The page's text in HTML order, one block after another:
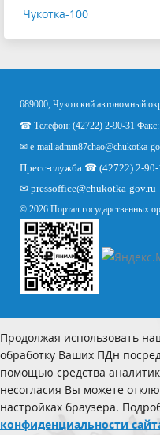
Чукотка-100
689000, Чукотский автономный
☎ Телефон: (42722) 2-90-31
✉ e-mail:admin87chao@chukotka-
Пресс-служба ☎ (42722) 2-90-
✉ pressoffice@chukotka-gov.ru
© 2026 Портал государственных
Продолжая использовать
обработку Ваших ПДн
помощью средства
несогласия Вы можете
настройках браузера.
конфиденциальности